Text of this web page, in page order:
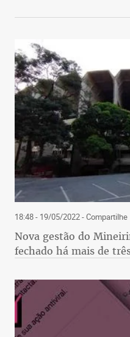
18:48 - 19/05/2022- Compartilhe
Nova gestão do
fechado há mais de